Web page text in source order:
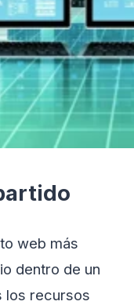
web más
dentro de un
los recursos